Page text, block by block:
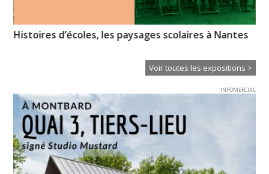
Histoires d’écoles, les paysages scolaires à Nantes
Voir toutes les expositions >
INFOMERCIAL